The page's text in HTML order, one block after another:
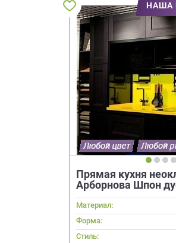
НАША
Прямая кухня
Арборнова Шпон
Материал:
Форма:
Стиль: